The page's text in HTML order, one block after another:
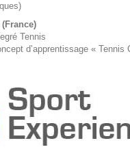
Tennis
d’apprentissage « Tennis